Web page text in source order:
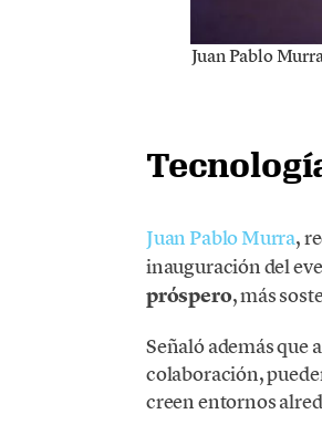
Juan Pablo
Juan Pablo Murra,
inauguración del
próspero, más
Señaló además que
colaboración,
creen entornos